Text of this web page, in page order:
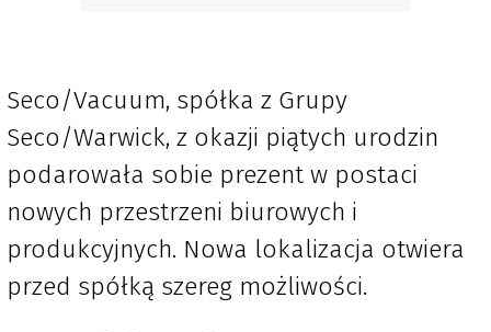
Seco/Vacuum, spółka z Grupy
Seco/Warwick, z okazji piątych urodzin
podarowała sobie prezent w postaci
nowych przestrzeni biurowych i
produkcyjnych. Nowa lokalizacja otwiera
przed spółką szereg możliwości.